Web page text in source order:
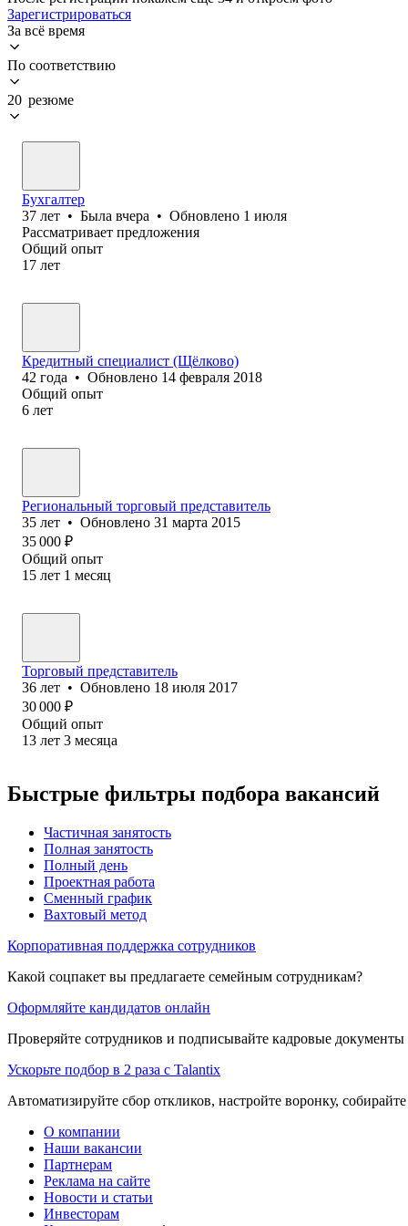
Зарегистрироваться
За всё время
По соответствию
20 резюме
Бухгалтер
37 лет • Была вчера • Обновлено 1 июля
Рассматривает предложения
Общий опыт
17 лет
Кредитный специалист (Щёлково)
42 года • Обновлено 14 февраля 2018
Общий опыт
6 лет
Региональный торговый представитель
35 лет • Обновлено 31 марта 2015
35 000 ₽
Общий опыт
15 лет 1 месяц
Торговый представитель
36 лет • Обновлено 18 июля 2017
30 000 ₽
Общий опыт
13 лет 3 месяца
Быстрые фильтры подбора вакансий
Частичная занятость
Полная занятость
Полный день
Проектная работа
Сменный график
Вахтовый метод
Корпоративная поддержка сотрудников
Какой соцпакет вы предлагаете семейным сотрудникам?
Оформляйте кандидатов онлайн
Проверяйте сотрудников и подписывайте кадровые
Ускорьте подбор в 2 раза с Talantix
Автоматизируйте сбор откликов, настройте воронку,
О компании
Наши вакансии
Партнерам
Реклама на сайте
Новости и статьи
Инвесторам